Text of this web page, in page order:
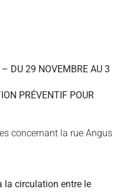
DU 29 NOVEMBRE AU 3
PRÉVENTIF POUR
concernant la rue Angus
la circulation entre le